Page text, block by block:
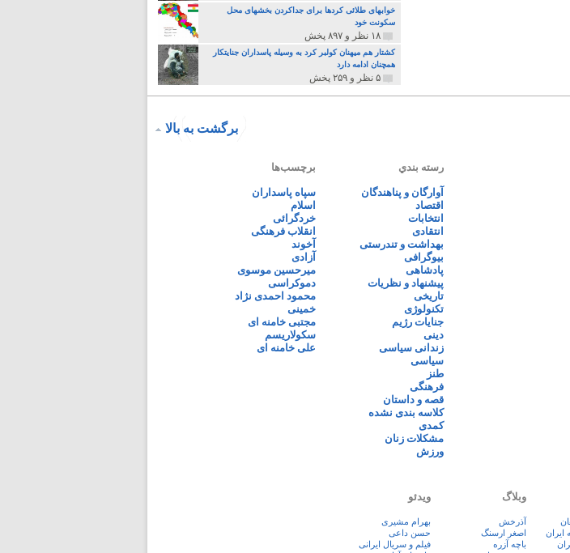
خوابهای طلائی کردها برای جداکردن بخشهای محل
سکونت خود
۱۸ نظر و ۸۹۷ پخش
کشتار هم میهنان کولبر کرد به وسیله پاسداران جنایتکار
همچنان ادامه دارد
۵ نظر و ۲۵۹ پخش
برگشت به بالا
رسته بندي
آوارگان و پناهندگان
اقتصاد
انتخابات
انتقادی
بهداشت و تندرستی
بیوگرافی
پادشاهی
پیشنهاد و نظریات
تاریخی
تکنولوژی
جنایات رژیم
دینی
زندانی سیاسی
سیاسی
طنز
فرهنگی
قصه و داستان
کلاسه بندی نشده
کمدی
مشکلات زنان
ورزش
برچسب‌ها
سپاه پاسداران
اسلام
خردگرائی
انقلاب فرهنگی
آخوند
آزادی
میرحسین موسوی
دموکراسی
محمود احمدی نژاد
خمینی
مجتبی خامنه ای
سکولاریسم
علی خامنه ای
وبلاگ
آذرخش
اصغر ارسنگ
باچه آزره
ویدئو
بهرام مشیری
حسن داعی
فيلم و سريال ايرانی